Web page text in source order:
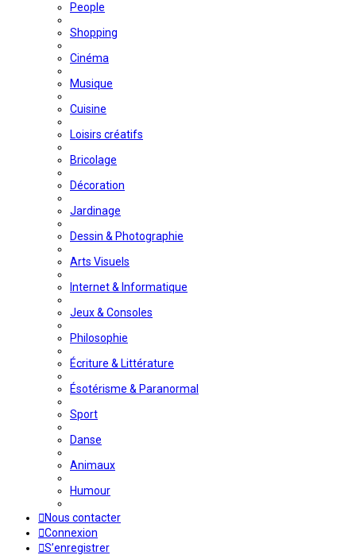
People
Shopping
Cinéma
Musique
Cuisine
Loisirs créatifs
Bricolage
Décoration
Jardinage
Dessin & Photographie
Arts Visuels
Internet & Informatique
Jeux & Consoles
Philosophie
Écriture & Littérature
Ésotérisme & Paranormal
Sport
Danse
Animaux
Humour
Nous contacter
Connexion
S’enregistrer